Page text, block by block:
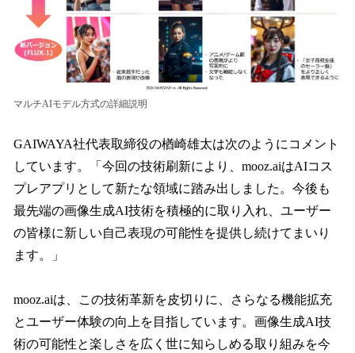
マルチAIモデル方式の詳細説明
GAIWAYA社代表取締役の楢崎雄太は次のようにコメント
しています。「今回の技術刷新により、mooz.aiはAIコス
プレアプリとして新たな領域に踏み出しました。今後も
最先端の画像生成AI技術を積極的に取り入れ、ユーザー
の皆様に新しい自己表現の可能性を提供し続けてまいり
ます。」
mooz.aiは、この技術革新を皮切りに、さらなる機能拡充
とユーザー体験の向上を目指しています。画像生成AI技
術の可能性と楽しさを広く世に知らしめる取り組みを今